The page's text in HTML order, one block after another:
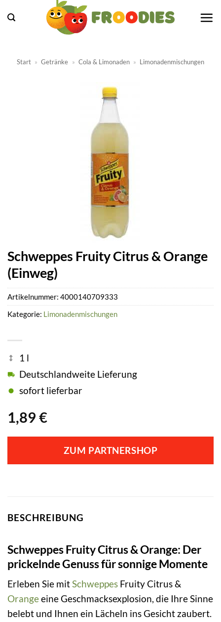
Inhalt
Start » Getränke » Cola & Limonaden » Limonadenmischungen
Schweppes Fruity Citrus & Orange
(Einweg)
1,89 €
1 l
Deutschlandweite Lieferung
sofort lieferbar
ZUM PARTNERSHOP
Artikelnummer: 4000140709333
Kategorie: Limonadenmischungen
BESCHREIBUNG
Schweppes Fruity Citrus & Orange: Der
prickelnde Genuss für sonnige Momente
Erleben Sie mitSchweppes Fruity Citrus &
Orangeeine Geschmacksexplosion, die Ihre Sinne
belebt und Ihnen ein Lächeln ins Gesicht zaubert.